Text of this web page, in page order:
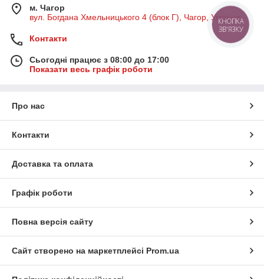
м. Чагор
вул. Богдана Хмельницького 4 (блок Г), Чагор, Україна
Контакти
Сьогодні працює з 08:00 до 17:00
Показати весь графік роботи
Про нас
Контакти
Доставка та оплата
Графік роботи
Повна версія сайту
Сайт створено на маркетплейсі Prom.ua
КНОПКА
ЗВ'ЯЗКУ